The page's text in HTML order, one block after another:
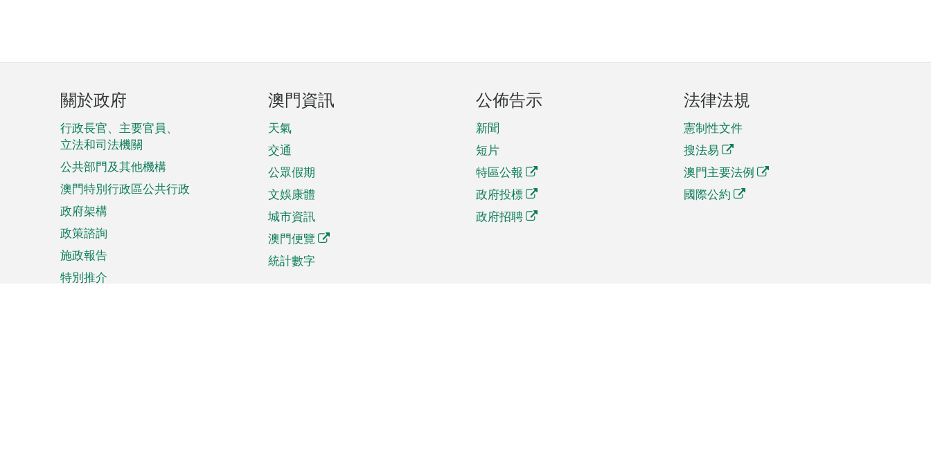
頁
腳
菜
單
關於政府
行政長官、主要官員、
立法和司法機關
公共部門及其他機構
澳門特別行政區公共行政
政府架構
政策諮詢
施政報告
特別推介
澳門資訊
天氣
交通
公眾假期
文娛康體
城市資訊
澳門便覽
統計數字
公佈告示
新聞
短片
特區公報
政府投標
政府招聘
法律法規
憲制性文件
搜法易
澳門主要法例
國際公約